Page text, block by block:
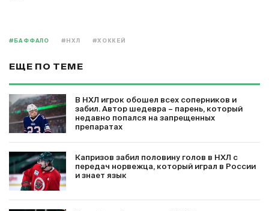
#БАФФАЛО #НХЛ #ХОККЕЙ
ЕЩЕ ПО ТЕМЕ
В НХЛ игрок обошел всех соперников и
забил. Автор шедевра – парень, который
недавно попался на запрещенных
препаратах
Капризов забил половину голов в НХЛ с
передач норвежца, который играл в России
и знает язык